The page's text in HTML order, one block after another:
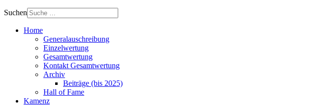
Suchen
Home
Generalauschreibung
Einzelwertung
Gesamtwertung
Kontakt Gesamtwertung
Archiv
Beiträge (bis 2025)
Hall of Fame
Kamenz